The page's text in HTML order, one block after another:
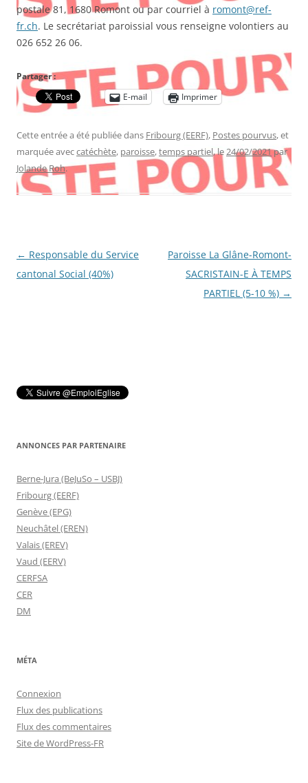
postale 81, 1680 Romont ou par courriel à romont@ref-
fr.ch. Le secrétariat paroissial vous renseigne volontiers au
026 652 26 06.
Partager :
E-mail
Imprimer
Cette entrée a été publiée dans Fribourg (EERF), Postes pourvus, et
marquée aveccatéchète, paroisse,temps partiel, le24/02/2021par
Jolande Roh.
Navigation
des
← Responsable du Service
cantonal Social (40%)
Paroisse La Glâne-Romont-
SACRISTAIN-E À TEMPS
PARTIEL (5-10 %) →
ANNONCES PAR PARTENAIRE
Berne-Jura (BeJuSo – USBJ)
Fribourg (EERF)
Genève (EPG)
Neuchâtel (EREN)
Valais (EREV)
Vaud (EERV)
CERFSA
CER
DM
MÉTA
Connexion
Flux des publications
Flux des commentaires
Site de WordPress-FR